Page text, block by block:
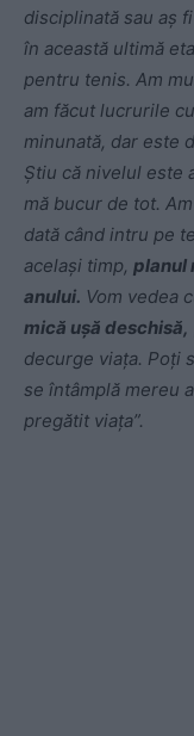
disciplinată sau aș
în această ultimă
pentru tenis. Am
am făcut lucrurile
minunată, dar este
Știu că nivelul este
mă bucur de tot.
dată când intru pe
același timp, planul
anului. Vom vedea
mică ușă deschisă,
decurge viața. Poți
se întâmplă mereu
pregătit viața”.